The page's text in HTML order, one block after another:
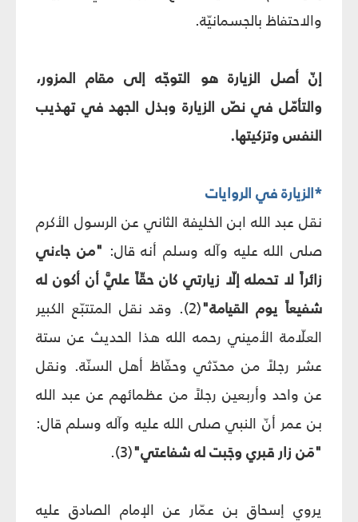
والاحتفاظ بالجسمانيّة.
إنّ أصل الزيارة هو التوجّه إلى مقام المزور،
والتأمّل في نصّ الزيارة وبذل الجهد في تهذيب
النفس وتزكيتها.
*الزيارة في الروايات
نقل عبد الله ابن الخليفة الثاني عن الرسول الأكرم
صلى الله عليه وآله وسلم أنه قال: "من جاءني
زائراً لا تحمله إلّا زيارتي كان حقّاً عليَّ أن أكون له
شفيعاً يوم القيامة"
(2). وقد نقل المتتبّع الكبير
العلّامة الأميني رحمه الله هذا الحديث عن ستة
عشر رجلاً من محدّثي وحفّاظ أهل السنّة. ونقل
عن واحد وأربعين رجلاً من عظمائهم عن عبد الله
بن عمر أنّ النبي صلى الله عليه وآله وسلم قال:
"مَن زار قبري وجَبت له شفاعتي"(3).
يروي إسحاق بن عمّار عن الإمام الصادق عليه